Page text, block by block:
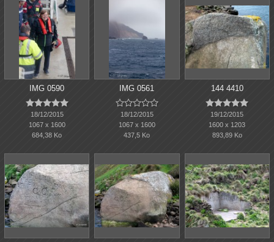
IMG 0590

18/12/2015
1067 x 1600
684,38 Ko
IMG 0561

18/12/2015
1067 x 1600
437,5 Ko
144 4410

19/12/2015
1600 x 1203
893,89 Ko